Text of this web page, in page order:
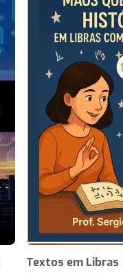
Textos em Libras